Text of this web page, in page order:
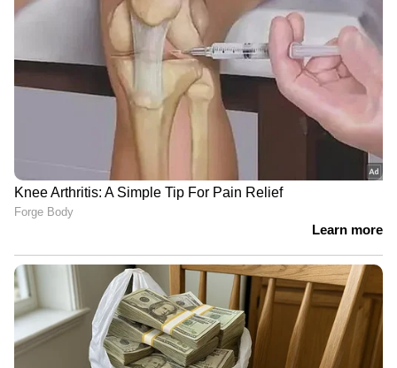
വ്യക്തിയുമായിരിക്കണം.
3. അഡ്വക്കേറ്റായി കേരളത്തിൽ കുറഞ്ഞത് 2
വർഷവും വിദേശത്ത് 7 വർഷവും പ്രവൃത്തി
പരിചയം ഉള്ള വ്യക്തിയായിരിക്കണം. ജി.സി.സി
രാജ്യങ്ങളിലെ നിയമപ്രശ്നങ്ങൾ കൈകാര്യം
ചെയ്ത് പ്രവൃത്തി പരിചയം ഉള്ളവരും നിലവിൽ
അതാത് രാജ്യങ്ങളിൽ അഭിഭാഷകനായി
പ്രാക്ടീസ് ചെയ്യുന്നയാളുമായിരിക്കണം. (സ്ത്രീ/
പുരുഷൻ).
4. അതാത് രാജ്യത്തെ അഭിഭാഷകരുടെ
കൂടയോ/നിയമസ്ഥാപനങ്ങളിലോ കുറഞ്ഞത്